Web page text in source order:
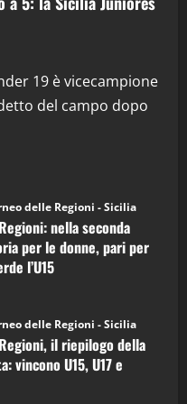
Podcast
in Podcast: 26^ Puntata
19 è vicecampione
del campo dopo
delle Regioni - Sicilia
nella seconda
per le donne, pari per
l’U15
delle Regioni - Sicilia
il riepilogo della
vincono U15, U17 e